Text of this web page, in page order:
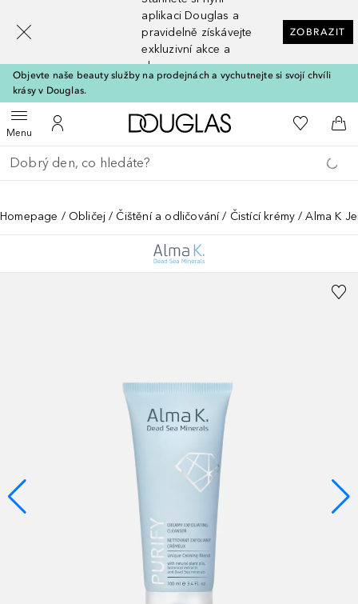
aplikaci Douglas a
pravidelně získávejte
exkluzivní akce a
slevy
ZOBRAZIT
Objevte naše beauty služby na prodejnách a vychutnejte si svojí chvíli
krásy v Douglas.
MenuOtevřít menuK mému účtu
Domů K mému
Do
Vraťte se
Proveďte vyhledávání
Homepage Obličej Čištění a odličování Čistící krémy Alma K
[navigation.slideout.screenreader]